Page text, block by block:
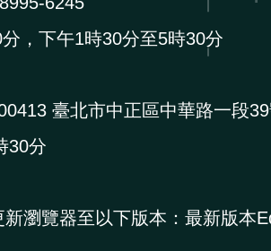
，下午1時30分至5時30分
臺北市中正區中華路一段
30分
瀏覽器至以下版本：最新版本